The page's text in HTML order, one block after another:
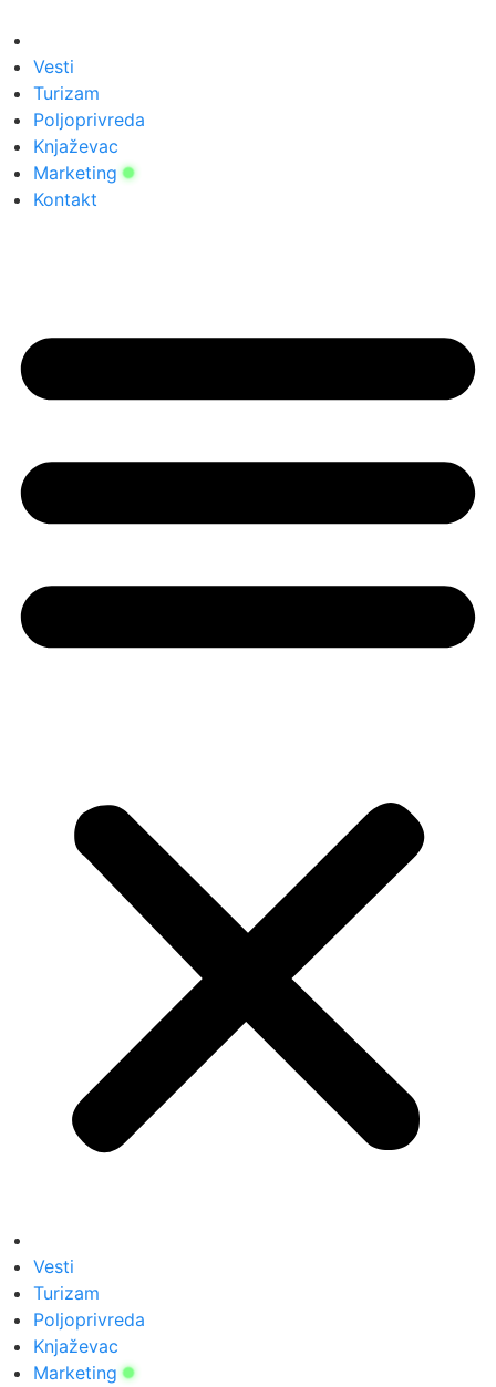
на
садржај
Vesti
Turizam
Poljoprivreda
Knjaževac
Marketing
Kontakt
Vesti
Turizam
Poljoprivreda
Knjaževac
Marketing